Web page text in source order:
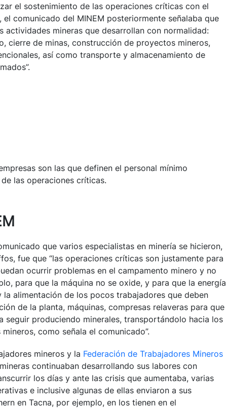
el sostenimiento de las operaciones críticas con el
el comunicado del MINEM posteriormente señalaba que
mineras que desarrollan con normalidad:
cierre de minas, construcción de proyectos mineros,
así como transporte y almacenamiento de
son las que definen el personal mínimo
las operaciones críticas.
que varios especialistas en minería se hicieron,
fue que “las operaciones críticas son justamente para
ocurrir problemas en el campamento minero y no
para que la máquina no se oxide, y para que la energía
alimentación de los pocos trabajadores que deben
de la planta, máquinas, compresas relaveras para que
seguir produciendo minerales, transportándolo hacia los
como señala el comunicado”.
mineros y la Federación de Trabajadores Mineros
continuaban desarrollando sus labores con
los días y ante las crisis que aumentaba, varias
e inclusive algunas de ellas enviaron a sus
en Tacna, por ejemplo, en los tienen en el